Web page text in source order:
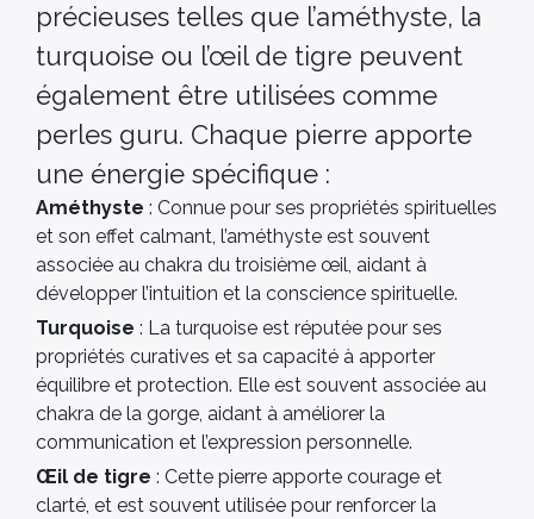
précieuses telles que l’améthyste, la
turquoise ou l’œil de tigre peuvent
également être utilisées comme
perles guru. Chaque pierre apporte
une énergie spécifique :
Améthyste : Connue pour ses propriétés spirituelles
et son effet calmant, l’améthyste est souvent
associée au chakra du troisième œil, aidant à
développer l’intuition et la conscience spirituelle.
Turquoise : La turquoise est réputée pour ses
propriétés curatives et sa capacité à apporter
équilibre et protection. Elle est souvent associée au
chakra de la gorge, aidant à améliorer la
communication et l’expression personnelle.
Œil de tigre : Cette pierre apporte courage et
clarté, et est souvent utilisée pour renforcer la